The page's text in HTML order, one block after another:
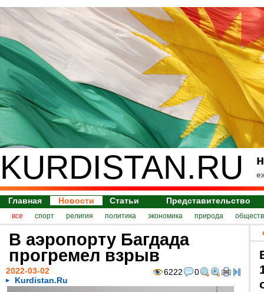
KURDISTAN.RU
Главная Новости Статьи Представительство
все спорт религия политика экономика природа
В аэропорту Багдада
прогремел взрыв
6222 0
2022-03-02
Kurdistan.Ru